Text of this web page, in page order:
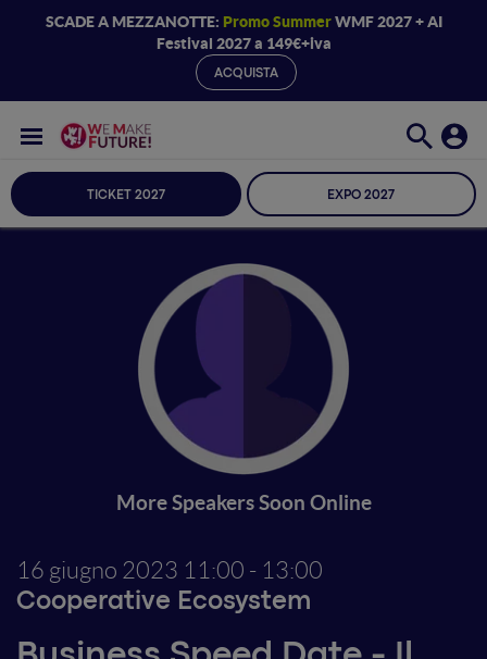
SCADE A MEZZANOTTE: Promo SummerWMF 2027 + AI
Festival 2027 a 149€+iva
ACQUISTA
TICKET 2027 EXPO 2027
More Speakers Soon Online
16 giugno 2023 11:00 - 13:00
Cooperative Ecosystem